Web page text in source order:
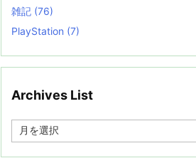
雑記 (76)
PlayStation (7)
Archives List